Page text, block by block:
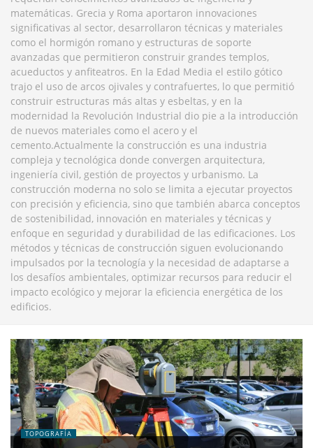
matemáticas. Grecia y Roma aportaron innovaciones
significativas al sector, desarrollaron técnicas y materiales
como el hormigón romano y estructuras de soporte
avanzadas que permitieron construir grandes templos,
acueductos y anfiteatros. En la Edad Media el estilo gótico
trajo el uso de arcos ojivales y contrafuertes, lo que permitió
construir estructuras más altas y esbeltas, y en la
modernidad la Revolución Industrial dio pie a la introducción
de nuevos materiales como el acero y el
cemento.Actualmente la construcción es una industria
compleja y tecnológica donde convergen arquitectura,
ingeniería civil, gestión de proyectos y urbanismo. La
construcción moderna no solo se limita a ejecutar proyectos
con precisión y eficiencia, sino que también abarca conceptos
de sostenibilidad, innovación en materiales y técnicas y
enfoque en seguridad y durabilidad de las edificaciones. Los
métodos y técnicas de construcción siguen evolucionando
impulsados por la tecnología y la necesidad de adaptarse a
los desafíos ambientales, optimizar recursos para reducir el
impacto ecológico y mejorar la eficiencia energética de los
edificios.
TOPOGRAFÍA